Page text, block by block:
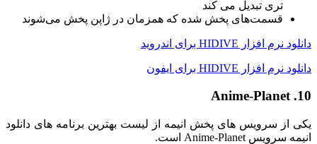
تری تبدیل می کند
قسمت‌های پخش شده که همزمان در ژاپن پخش می‌شوند
دانلود نرم افزار HIDIVE برای اندروید
دانلود نرم افزار HIDIVE برای ایفون
10. Anime-Planet
یکی از سرویس های پخش انیمه از لیست بهترین برنامه های دانلود
انیمه سرویس Anime-Planet است.